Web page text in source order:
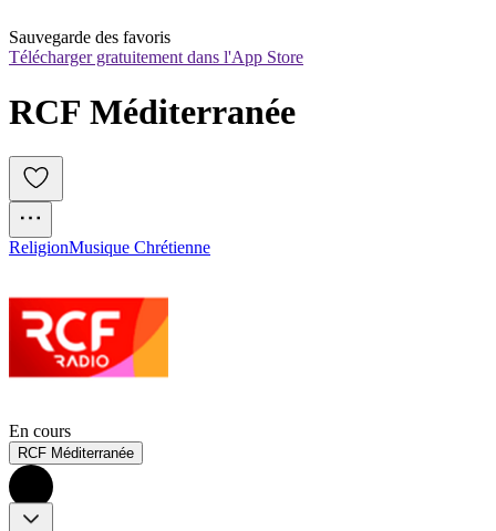
Sauvegarde des favoris
Télécharger gratuitement dans l'App Store
RCF Méditerranée
ReligionMusique Chrétienne
En cours
RCF Méditerranée